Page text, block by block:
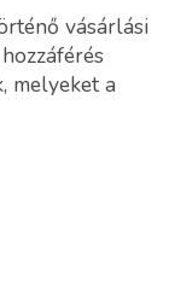
vásárlási
melyeket a